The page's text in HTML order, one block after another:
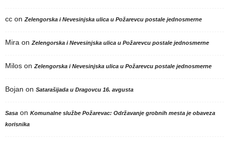
cc on Zelengorska i Nevesinjska ulica u Požarevcu postale jednosmerne
Mira on Zelengorska i Nevesinjska ulica u Požarevcu postale jednosmerne
Milos on Zelengorska i Nevesinjska ulica u Požarevcu postale jednosmerne
Bojan on Satarašijada u Dragovcu 16. avgusta
Sasa on Komunalne službe Požarevac: Održavanje grobnih mesta je obaveza
korisnika